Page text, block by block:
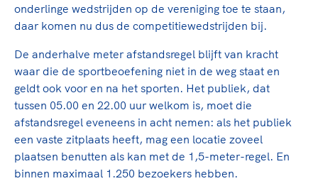
Sport gaat niet vanzelf
Sport verenigt. Op sportclubs, pleintjes, tijdens
een rondje fietsen, door samen te skaten of naar
de sportschool te gaan. Door samen te juichen
voor Sifan Hassan, Rico Verhoeven, Diede de
Groot en het Nederlands Elftal. Of met trots te
genieten van de karatewedstrijd van je dochter,
de halve marathon van je moeder of de
hockeywedstrijd van je buurjongen.
High5 Stappenplan
Ruimte voor sport
Clubondersteuning
Beroepskrachten
Samen voor een veilige
sportomgeving
Voor welk gedrag staat de club? Wat mag wel
Top teamsportcompetities
De TeamNL Academie
De TeamNL Academie biedt een leer- en
ontwikkelprogramma voor de volgende functies
binnen TeamNL programma's: experts, coaches,
bestuurders, (technisch) directeuren, managers en
toekomstig kader.
onderlinge wedstrijden op de vereniging toe te staan,
daar komen nu dus de competitiewedstrijden bij.
De anderhalve meter afstandsregel blijft van kracht
waar die de sportbeoefening niet in de weg staat en
geldt ook voor en na het sporten. Het publiek, dat
tussen 05.00 en 22.00 uur welkom is, moet die
afstandsregel eveneens in acht nemen: als het publiek
een vaste zitplaats heeft, mag een locatie zoveel
plaatsen benutten als kan met de 1,5-meter-regel. En
binnen maximaal 1.250 bezoekers hebben.